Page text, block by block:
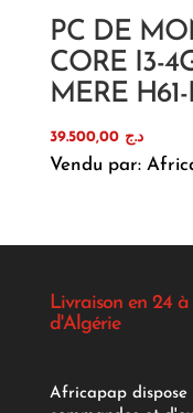
PC DE
CORE I3-
MERE
د.ج 39.500,00
Vendu par:
Livraison en 24 à
d'Algérie
Africapap dispose